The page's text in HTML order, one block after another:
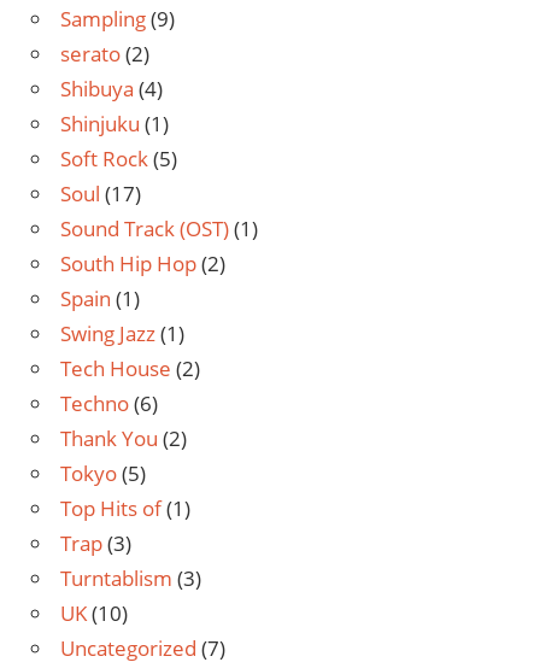
Sampling(9)
serato(2)
Shibuya (4)
Shinjuku (1)
Soft Rock(5)
Soul (17)
Sound Track (OST)(1)
South Hip Hop(2)
Spain (1)
Swing Jazz(1)
Tech House (2)
Techno(6)
Thank You (2)
Tokyo(5)
Top Hits of(1)
Trap(3)
Turntablism (3)
UK(10)
Uncategorized (7)